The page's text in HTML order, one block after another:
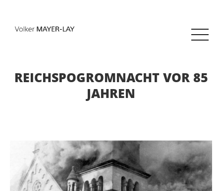
REICHSPOGROMNACHT VOR 85
JAHREN